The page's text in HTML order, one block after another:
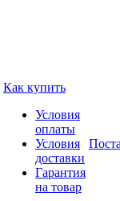
Как купить
Условия
оплаты
Условия
доставки
Гарантия
на товар